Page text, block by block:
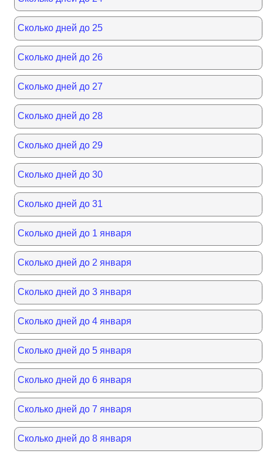
Сколько дней до 25
Сколько дней до 26
Сколько дней до 27
Сколько дней до 28
Сколько дней до 29
Сколько дней до 30
Сколько дней до 31
Сколько дней до 1 января
Сколько дней до 2 января
Сколько дней до 3 января
Сколько дней до 4 января
Сколько дней до 5 января
Сколько дней до 6 января
Сколько дней до 7 января
Сколько дней до 8 января